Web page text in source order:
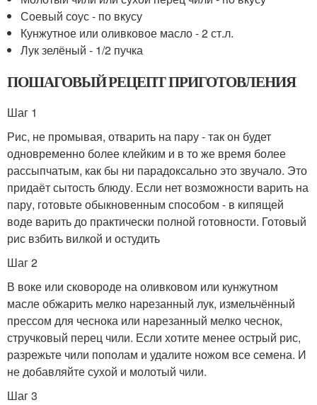
Соевый соус - по вкусу
Кунжутное или оливковое масло - 2 ст.л.
Лук зелёный - 1/2 пучка
ПОШАГОВЫЙ РЕЦЕПТ ПРИГОТОВЛЕНИЯ
Шаг 1
Рис, не промывая, отварить на пару - так он будет
одновременно более клейким и в то же время более
рассыпчатым, как бы ни парадоксально это звучало. Это
придаёт сытость блюду. Если нет возможности варить на
пару, готовьте обыкновенным способом - в кипящей
воде варить до практически полной готовности. Готовый
рис взбить вилкой и остудить
Шаг 2
В воке или сковороде на оливковом или кунжутном
масле обжарить мелко нарезанный лук, измельчённый
прессом для чеснока или нарезанный мелко чеснок,
стручковый перец чили. Если хотите менее острый рис,
разрежьте чили пополам и удалите ножом все семена. И
не добавляйте сухой и молотый чили.
Шаг 3